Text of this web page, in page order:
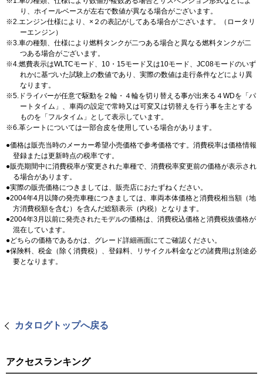
り、ホイールベースが左右で数値が異なる場合がございます。
2.エンジン仕様により、×２の表記がしてある場合がございます。（ロータリ
ーエンジン）
3.車の種類、仕様により燃料タンクが二つある場合と異なる燃料タンクが二
つある場合がございます。
4.燃費表示はWLTCモード、10・15モード又は10モード、JC08モードのいず
れかに基づいた試験上の数値であり、実際の数値は走行条件などにより異
なります。
5.ドライバーが任意で駆動を２輪・４輪を切り替える事が出来る４WDを「パ
ートタイム」、車両の設定で常時又は可変又は切替えを行う事を主とする
ものを「フルタイム」として表示しています。
6.革シートについては一部合皮を使用している場合があります。
価格は販売当時のメーカー希望小売価格で参考価格です。消費税率は価格情報
登録または更新時点の税率です。
販売期間中に消費税率が変更された車種で、消費税率変更前の価格が表示され
る場合があります。
実際の販売価格につきましては、販売店におたずねください。
2004年4月以降の発売車種につきましては、車両本体価格と消費税相当額（地
方消費税額を含む）を含んだ総額表示（内税）となります。
2004年3月以前に発売されたモデルの価格は、消費税込価格と消費税抜価格が
混在しています。
どちらの価格であるかは、グレード詳細画面にてご確認ください。
保険料、税金（除く消費税）、登録料、リサイクル料金などの諸費用は別途必
要となります。
カタログトップへ戻る
アクセスランキング